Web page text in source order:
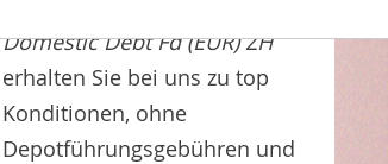
Domestic Debt Fd (EUR) ZH
erhalten Sie bei uns zu top
Konditionen, ohne
Depotführungsgebühren und